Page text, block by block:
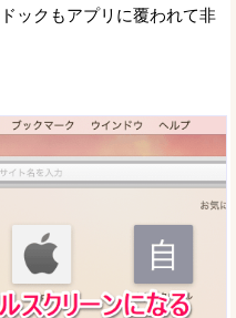
ックもアプリに覆われて非